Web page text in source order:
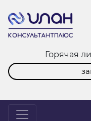
Горячая